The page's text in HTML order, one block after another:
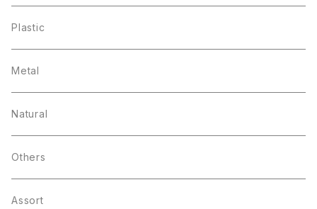
Plastic
Metal
Natural
Others
Assort